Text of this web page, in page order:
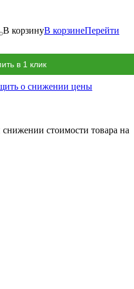
В корзинуВ корзинеПерейти
в 1 клик
о снижении цены
стоимости товара на